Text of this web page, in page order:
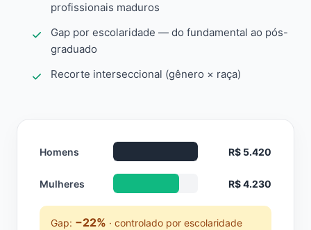
profissionais maduros
Gap por escolaridade — do fundamental ao pós-
graduado
Recorte interseccional (gênero × raça)
Homens R$ 5.420
Mulheres R$ 4.230
Gap: −22% · controlado por escolaridade